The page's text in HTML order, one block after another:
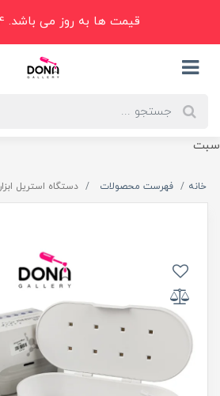
سبت
قیمت ها به روز می باشد. 1405/05/14
خانه فهرست محصولات دستگاه استريل ابزار Oulex